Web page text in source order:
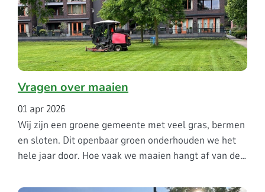
Vragen over maaien
01 apr 2026
Wij zijn een groene gemeente met veel gras, bermen
en sloten. Dit openbaar groen onderhouden we het
hele jaar door. Hoe vaak we maaien hangt af van de…